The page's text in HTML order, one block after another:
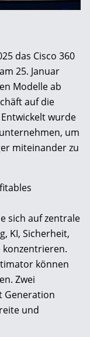
das Cisco 360
25. Januar
Modelle ab
auf die
wurde
um
miteinander zu
sich auf zentrale
KI, Sicherheit,
können
Zwei
Generation
und